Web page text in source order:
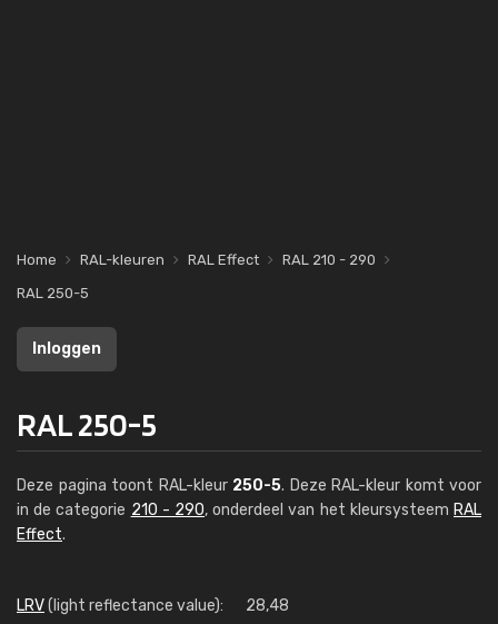
Home RAL-kleuren RAL Effect
RAL 210 - 290
RAL 250-5
Inloggen
RAL 250-5
Deze pagina toont RAL-kleur 250-5. Deze RAL-kleur komt voor
in de categorie 210 - 290, onderdeel van het kleursysteem RAL
Effect.
LRV(light reflectance value): 28,48